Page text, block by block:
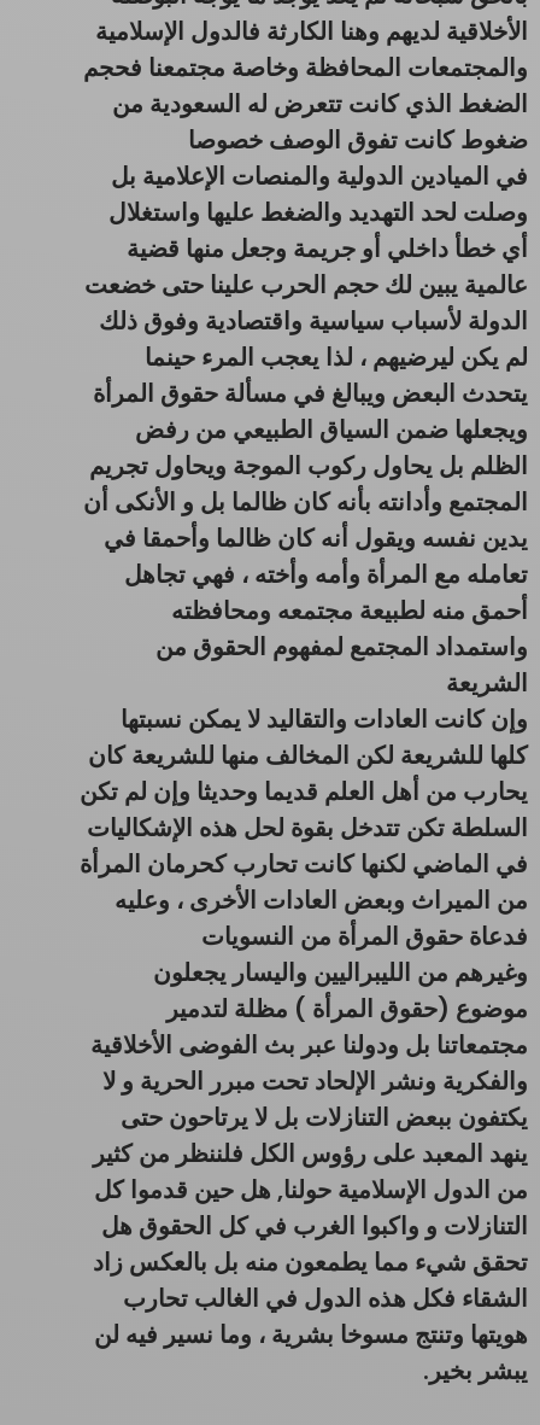
الأخلاقية لديهم وهنا الكارثة فالدول الإسلامية
والمجتمعات المحافظة وخاصة مجتمعنا فحجم
الضغط الذي كانت تتعرض له السعودية من
ضغوط كانت تفوق الوصف خصوصا
في الميادين الدولية والمنصات الإعلامية بل
وصلت لحد التهديد والضغط عليها واستغلال
أي خطأ داخلي أو جريمة وجعل منها قضية
عالمية يبين لك حجم الحرب علينا حتى خضعت
الدولة لأسباب سياسية واقتصادية وفوق ذلك
لم يكن ليرضيهم ، لذا يعجب المرء حينما
يتحدث البعض ويبالغ في مسألة حقوق المرأة
ويجعلها ضمن السياق الطبيعي من رفض
الظلم بل يحاول ركوب الموجة ويحاول تجريم
المجتمع وأدانته بأنه كان ظالما بل و الأنكى أن
يدين نفسه ويقول أنه كان ظالما وأحمقا في
تعامله مع المرأة وأمه وأخته ، فهي تجاهل
أحمق منه لطبيعة مجتمعه ومحافظته
واستمداد المجتمع لمفهوم الحقوق من
الشريعة
وإن كانت العادات والتقاليد لا يمكن نسبتها
كلها للشريعة لكن المخالف منها للشريعة كان
يحارب من أهل العلم قديما وحديثا وإن لم تكن
السلطة تكن تتدخل بقوة لحل هذه الإشكاليات
في الماضي لكنها كانت تحارب كحرمان المرأة
من الميراث وبعض العادات الأخرى ، وعليه
فدعاة حقوق المرأة من النسويات
وغيرهم من الليبراليين واليسار يجعلون
موضوع (حقوق المرأة ) مظلة لتدمير
مجتمعاتنا بل ودولنا عبر بث الفوضى الأخلاقية
والفكرية ونشر الإلحاد تحت مبرر الحرية و لا
يكتفون ببعض التنازلات بل لا يرتاحون حتى
ينهد المعبد على رؤوس الكل فلننظر من كثير
من الدول الإسلامية حولنا, هل حين قدموا كل
التنازلات و واكبوا الغرب في كل الحقوق هل
تحقق شيء مما يطمعون منه بل بالعكس زاد
الشقاء فكل هذه الدول في الغالب تحارب
هويتها وتنتج مسوخا بشرية ، وما نسير فيه لن
يبشر بخير.